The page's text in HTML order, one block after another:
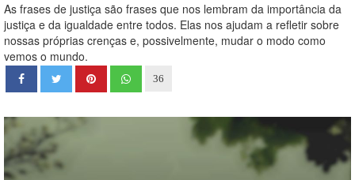
As frases de justiça são frases que nos lembram da importância da
justiça e da igualdade entre todos. Elas nos ajudam a refletir sobre
nossas próprias crenças e, possivelmente, mudar o modo como
vemos o mundo.
36